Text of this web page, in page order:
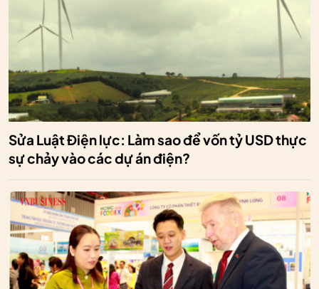
Sửa Luật Điện lực: Làm sao để vốn tỷ USD thực
sự chảy vào các dự án điện?